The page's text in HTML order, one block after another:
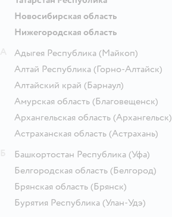
Новосибирская область
Нижегородская область
Адыгея Республика (Майкоп)
Алтай Республика (Горно-Алтайск)
Алтайский край (Барнаул)
Амурская область (Благовещенск)
Архангельская область (Архангельск)
Астраханская область (Астрахань)
Башкортостан Республика (Уфа)
Белгородская область (Белгород)
Брянская область (Брянск)
Бурятия Республика (Улан-Удэ)